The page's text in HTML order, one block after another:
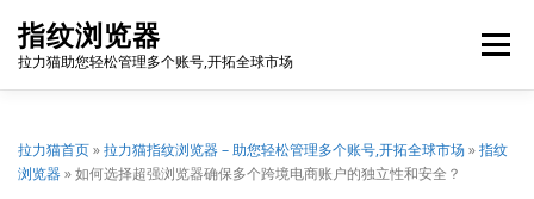
content
指纹浏览器
拉力猫助您轻松管理多个账号,开拓全球市场
Menu
拉力猫首页»拉力猫指纹浏览器 – 助您轻松管理多个账号,开拓全球市场»指纹
浏览器»如何选择超强浏览器确保多个跨境电商账户的独立性和安全？